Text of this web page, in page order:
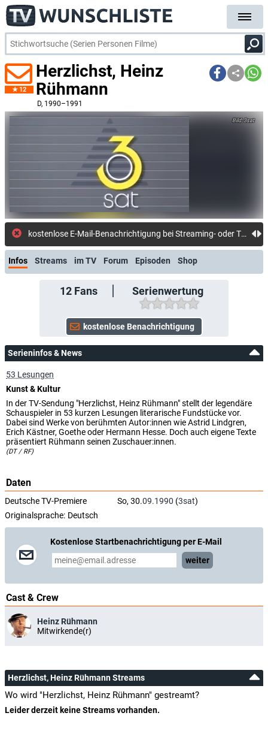
12
Herzlichst, Heinz
Rühmann
D, 1990–1991
3sat
kostenlose E-Mail-Benachrichtigung bei Streaming- oder TV-Start
Infos Streams im TV Forum Episoden Shop
12Fans Serienwertung
Serieninfos & News
53 Lesungen
Kunst & Kultur
In der TV-Sendung "Herzlichst, Heinz Rühmann" stellt der legendäre
Schauspieler in 53 kurzen Lesungen literarische Fundstücke vor.
Dabei sind Werke von berühmten Autor:innen wie Astrid Lindgren,
Erich Kästner, Goethe oder Hermann Hesse. Doch auch eigene Texte
präsentiert Rühmann seinen Zuschauer:innen.
(DT / RF)
Daten
Deutsche TV-Premiere So, 30.09.1990 (3sat)
Originalsprache: Deutsch
Kostenlose Startbenachrichtigung per E-Mail
weiter
Cast & Crew
Heinz Rühmann
Mitwirkende(r)
Herzlichst, Heinz Rühmann Streams
Wo wird "Herzlichst, Heinz Rühmann" gestreamt?
Leider derzeit keine Streams vorhanden.